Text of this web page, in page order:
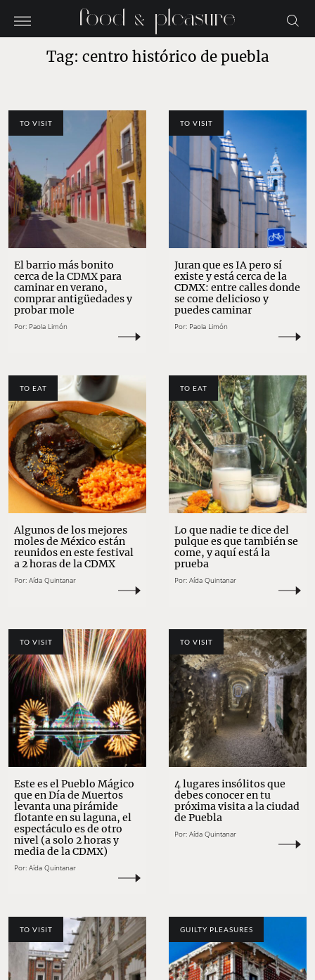
Tag: centro histórico de puebla
TO VISIT
El barrio más bonito
cerca de la CDMX para
caminar en verano,
comprar antigüedades y
probar mole
Por: Paola Limón
TO VISIT
Juran que es IA pero sí
existe y está cerca de la
CDMX: entre calles donde
se come delicioso y
puedes caminar
Por: Paola Limón
TO EAT
Algunos de los mejores
moles de México están
reunidos en este festival
a 2 horas de la CDMX
Por: Aída Quintanar
TO EAT
Lo que nadie te dice del
pulque es que también se
come, y aquí está la
prueba
Por: Aída Quintanar
TO VISIT
Este es el Pueblo Mágico
que en Día de Muertos
levanta una pirámide
flotante en su laguna, el
espectáculo es de otro
nivel (a solo 2 horas y
media de la CDMX)
Por: Aída Quintanar
TO VISIT
4 lugares insólitos que
debes conocer en tu
próxima visita a la ciudad
de Puebla
Por: Aída Quintanar
TO VISIT GUILTY PLEASURES